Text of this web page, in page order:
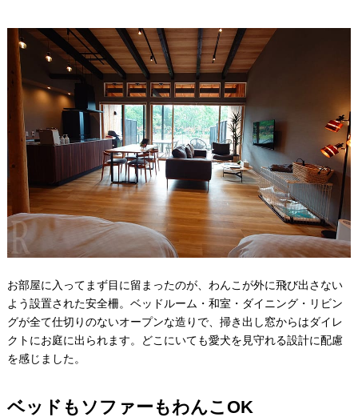
お部屋に入ってまず目に留まったのが、わんこが外に飛び出さない
よう設置された安全柵。ベッドルーム・和室・ダイニング・リビン
グが全て仕切りのないオープンな造りで、掃き出し窓からはダイレ
クトにお庭に出られます。どこにいても愛犬を見守れる設計に配慮
を感じました。
ベッドもソファーもわんこOK